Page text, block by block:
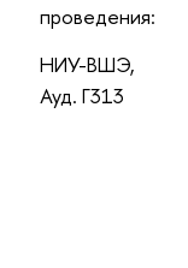
проведения:
НИУ-ВШЭ,
Ауд. Г313